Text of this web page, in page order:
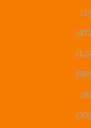
(1)
(47)
(12)
(56)
(8)
(30)